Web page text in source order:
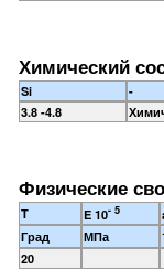
Химический
Si
-
3.8 -4.8
Физические
T E 10- 5
Град
МПа
20